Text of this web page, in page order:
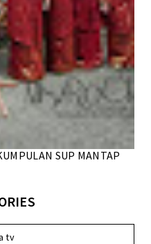
SUP MANTAP
tv